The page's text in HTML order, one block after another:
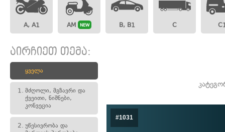
A, A1 AM NEW B, B1 C
აირჩიეთ თემა:
ყველა
1. მძღოლი, მგზავრი და
ქვეითი, ნიშნები,
კონვეცია
2. უწესივრობა და
#1031